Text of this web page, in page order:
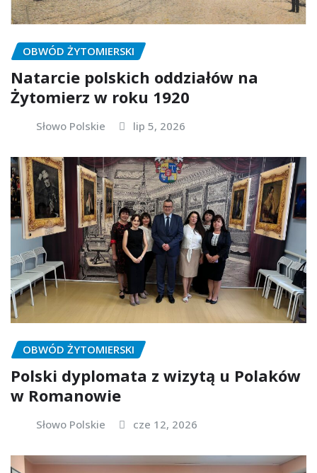
OBWÓD ŻYTOMIERSKI
Natarcie polskich oddziałów na
Żytomierz w roku 1920
Słowo Polskie lip 5, 2026
OBWÓD ŻYTOMIERSKI
Polski dyplomata z wizytą u Polaków
w Romanowie
Słowo Polskie cze 12, 2026